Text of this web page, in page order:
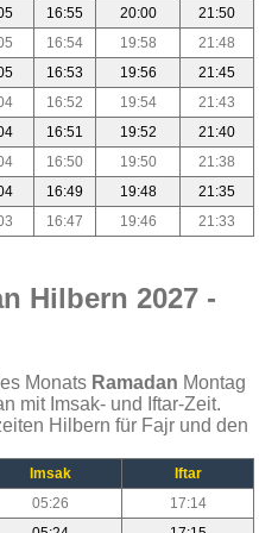
16:55 20:00
21:50
16:54 19:58
21:48
16:53 19:56
21:45
16:52 19:54
21:43
16:51 19:52
21:40
16:50 19:50
21:38
16:49 19:48
21:35
16:47 19:46 21:33
Hilbern 2027 -
Monats Ramadan Montag
mit Imsak- und Iftar-Zeit.
Hilbern für Fajr und den
Imsak
Iftar
05:26
17:14